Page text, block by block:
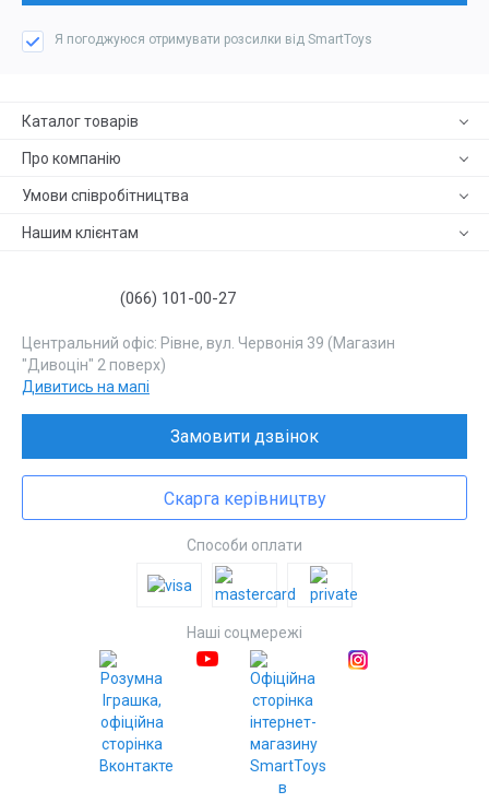
Я погоджуюся отримувати розсилки від SmartToys
Каталог товарів
Про компанію
Умови співробітництва
Нашим клієнтам
(066) 101-00-27
Центральний офіс: Рівне, вул. Червонія 39 (Магазин
"Дивоцін" 2 поверх)
Дивитись на мапі
Замовити дзвінок
Скарга керівництву
Способи оплати
Наші соцмережі